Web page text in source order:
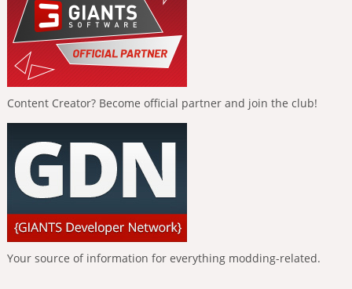
Content Creator? Become official partner and join the club!
Your source of information for everything modding-related.